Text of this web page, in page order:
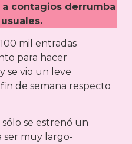
contagios derrumba
mil entradas
para hacer
se vio un leve
de semana respecto
se estrenó un
ser muy largo-